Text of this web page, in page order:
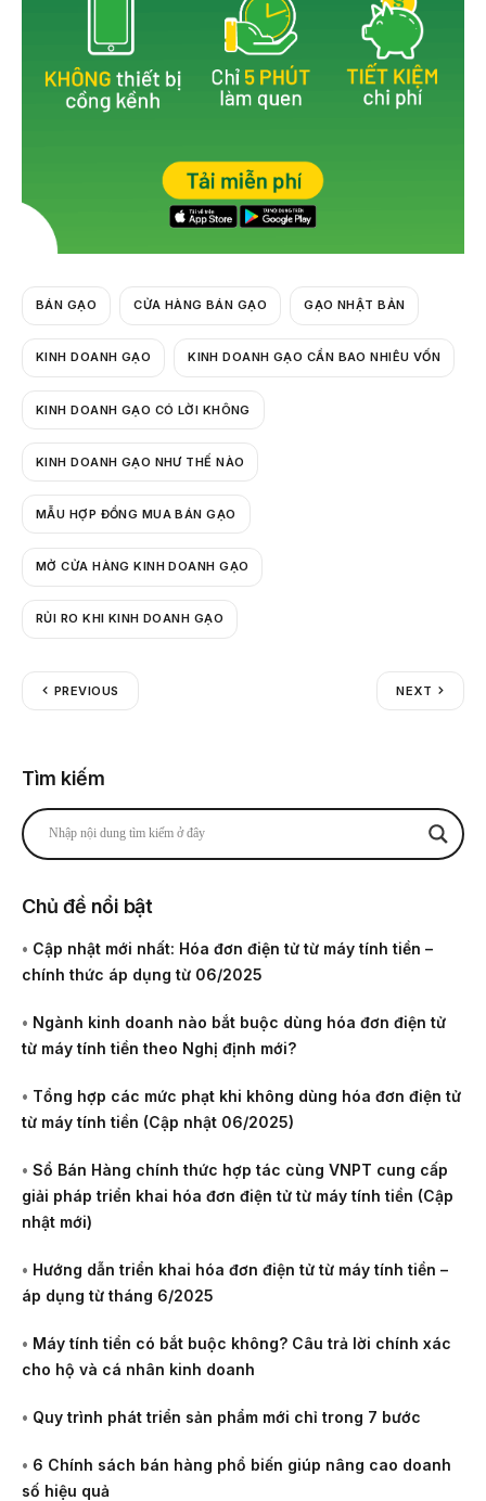
BÁN GẠO CỬA HÀNG BÁN GẠO GẠO NHẬT BẢN
KINH DOANH GẠO KINH DOANH GẠO CẦN BAO NHIÊU VỐN
KINH DOANH GẠO CÓ LỜI KHÔNG
KINH DOANH GẠO NHƯ THẾ NÀO
MẪU HỢP ĐỒNG MUA BÁN GẠO
MỞ CỬA HÀNG KINH DOANH GẠO
RỦI RO KHI KINH DOANH GẠO
PREVIOUS NEXT
Tìm kiếm
Chủ đề nổi bật
• Cập nhật mới nhất: Hóa đơn điện tử từ máy tính tiền –
chính thức áp dụng từ 06/2025
• Ngành kinh doanh nào bắt buộc dùng hóa đơn điện tử
từ máy tính tiền theo Nghị định mới?
• Tổng hợp các mức phạt khi không dùng hóa đơn điện tử
từ máy tính tiền (Cập nhật 06/2025)
• Sổ Bán Hàng chính thức hợp tác cùng VNPT cung cấp
giải pháp triển khai hóa đơn điện tử từ máy tính tiền (Cập
nhật mới)
• Hướng dẫn triển khai hóa đơn điện tử từ máy tính tiền –
áp dụng từ tháng 6/2025
• Máy tính tiền có bắt buộc không? Câu trả lời chính xác
cho hộ và cá nhân kinh doanh
• Quy trình phát triển sản phẩm mới chỉ trong 7 bước
• 6 Chính sách bán hàng phổ biến giúp nâng cao doanh
số hiệu quả